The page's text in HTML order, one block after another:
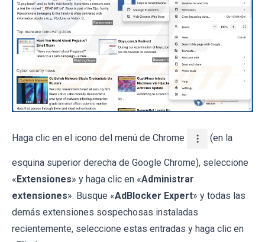
Haga clic en el icono del menú de Chrome (en la
esquina superior derecha de Google Chrome), seleccione
« Extensiones» y haga clic en «Administrar
extensiones». Busque «AdBlocker Expert» y todas las
demás extensiones sospechosas instaladas
recientemente, seleccione estas entradas y haga clic en